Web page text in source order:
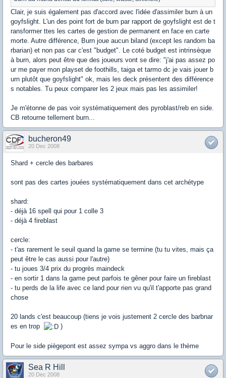
Clair, je suis également pas d'accord avec l'idée d'assimiler burn à un
goyfslight. L'un des point fort de burn par rapport de goyfslight est de t
ransformer ttes les cartes de gestion de permanent en face en carte
morte. Autre différence, Burn joue aucun biland (except les random ba
rbarian) et non pas car c'est "budget". Le coté budget est intrinsèque
à burn, alors peut être que des joueurs vont se dire: "j'ai pas assez po
ur me payer mon playset de foothills, taiga et tarmo dc je vais jouer b
urn plutôt que goyfslight" ok, mais les deck présentent des différence
s notables. Tu peux comparer les 2 jeux mais pas les assimiler!
Je m'étonne de pas voir systématiquement des pyroblast/reb en side.
CB retourne tellement burn...
bucheron49
20 Dec 2008
Shard + cercle des barbares
sont pas des cartes jouées systématiquement dans cet archétype
shard:
- déjà 16 spell qui pour 1 colle 3
- déjà 4 fireblast
cercle:
- t'as rarement le seuil quand la game se termine (tu tu vites, mais ça
peut être le cas aussi pour l'autre)
- tu joues 3/4 prix du progrès maindeck
- en sortir 1 dans la game peut parfois te gêner pour faire un fireblast
- tu perds de la life avec ce land pour rien vu qu'il t'apporte pas grand
chose
20 lands c'est beaucoup (tiens je vois justement 2 cercle des barbnar
es en trop
)
Pour le side piègepont est assez sympa vs aggro dans le thème
Sea R Hill
20 Dec 2008